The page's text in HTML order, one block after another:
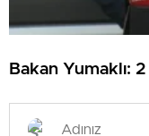
Bakan Yumaklı: